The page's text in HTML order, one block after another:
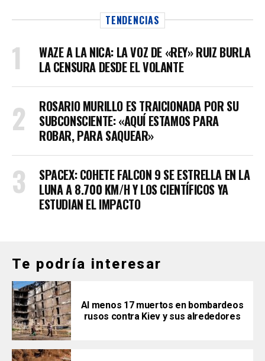
TENDENCIAS
WAZE A LA NICA: LA VOZ DE «REY» RUIZ BURLA
LA CENSURA DESDE EL VOLANTE
ROSARIO MURILLO ES TRAICIONADA POR SU
SUBCONSCIENTE: «AQUÍ ESTAMOS PARA
ROBAR, PARA SAQUEAR»
SPACEX: COHETE FALCON 9 SE ESTRELLA EN LA
LUNA A 8.700 KM/H Y LOS CIENTÍFICOS YA
ESTUDIAN EL IMPACTO
Te podría interesar
Al menos 17 muertos en bombardeos
rusos contra Kiev y sus alrededores